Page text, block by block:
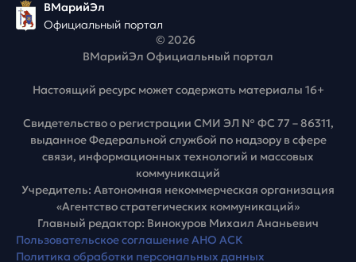
ВМарийЭл
Официальный портал
© 2026
ВМарийЭл Официальный портал
Настоящий ресурс может содержать материалы 16+
Свидетельство о регистрации СМИ ЭЛ № ФС 77 – 86311,
выданное Федеральной службой по надзору в сфере
связи, информационных технологий и массовых
коммуникаций
Учредитель: Автономная некоммерческая организация
«Агентство стратегических коммуникаций»
Главный редактор: Винокуров Михаил Ананьевич
Пользовательское соглашение АНО АСК
Политика обработки персональных данных